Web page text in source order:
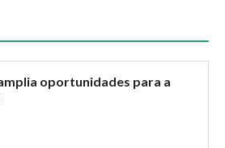
oportunidades para a